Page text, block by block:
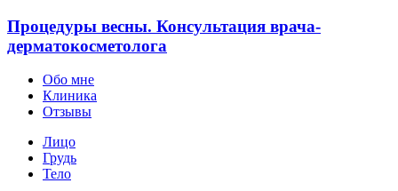
Процедуры весны. Консультация врача-
дерматокосметолога
Обо мне
Клиника
Отзывы
Лицо
Грудь
Тело